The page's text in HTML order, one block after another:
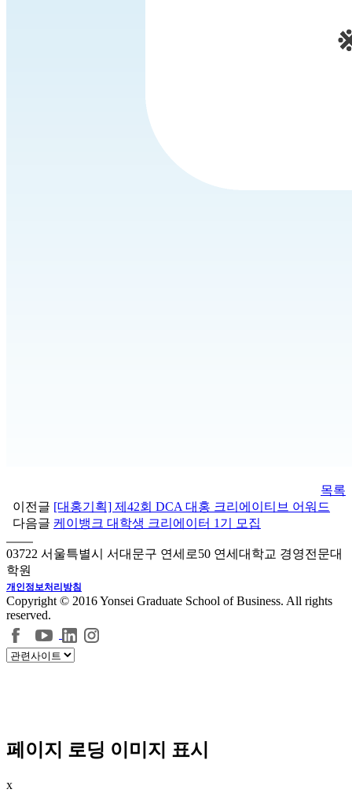
목록
이전글 [대홍기획] 제42회 DCA 대홍 크리에이티브 어워드
다음글 케이뱅크 대학생 크리에이터 1기 모집
03722 서울특별시 서대문구 연세로50 연세대학교 경영전문대
학원
개인정보처리방침
Copyright © 2016 Yonsei Graduate School of Business. All rights
reserved.
페이지 로딩 이미지 표시
x